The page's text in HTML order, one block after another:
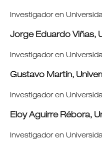
Investigador en
Jorge Eduardo Viñas,
Investigador en
Gustavo Martín,
Investigador en
Eloy Aguirre Rébora,
Investigador en